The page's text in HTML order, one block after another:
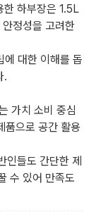
한 하부장은 1.5L
정성을 고려한
에 대한 이해를 돕
.
가치 소비 중심
품으로 공간 활용
인들도 간단한 제
수 있어 만족도